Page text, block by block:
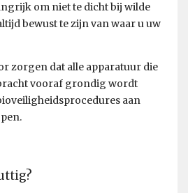
om niet te dicht bij wilde
bewust te zijn van waar u uw
zorgen dat alle apparatuur die
vooraf grondig wordt
aan